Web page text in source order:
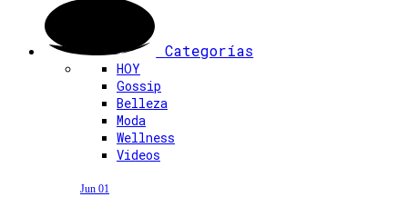
Categorías
HOY
Gossip
Belleza
Moda
Wellness
Videos
Jun 01